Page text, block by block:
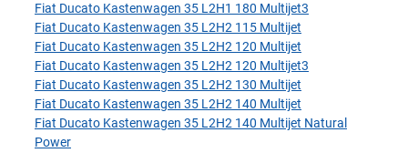
Fiat Ducato Kastenwagen 35 L2H1 180 Multijet3
Fiat Ducato Kastenwagen 35 L2H2 115 Multijet
Fiat Ducato Kastenwagen 35 L2H2 120 Multijet
Fiat Ducato Kastenwagen 35 L2H2 120 Multijet3
Fiat Ducato Kastenwagen 35 L2H2 130 Multijet
Fiat Ducato Kastenwagen 35 L2H2 140 Multijet
Fiat Ducato Kastenwagen 35 L2H2 140 Multijet Natural
Power